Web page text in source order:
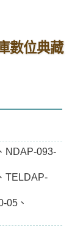
數位典藏
NDAP-093-
TELDAP-
05、